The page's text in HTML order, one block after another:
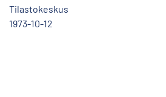
Tilastokeskus
1973-10-12